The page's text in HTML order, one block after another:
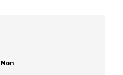
Non